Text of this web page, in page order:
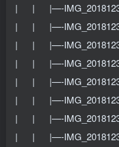
| | |—-
| | |—-
| | |—-
| | |—-
| | |—-
| | |—-
| | |—-
| | |—-